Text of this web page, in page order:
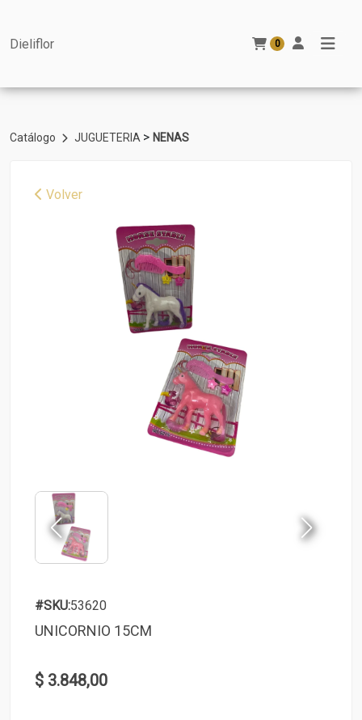
Dieliflor 0
Catálogo JUGUETERIA > NENAS
Volver
#SKU:53620
UNICORNIO 15CM
$ 3.848,00